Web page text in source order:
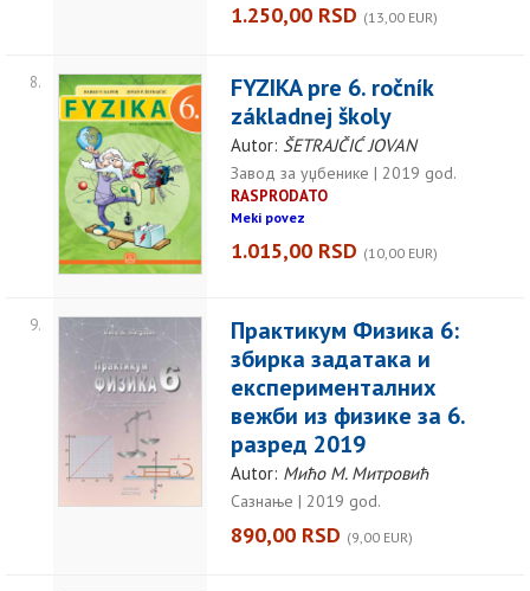
1.250,00 RSD (13,00 EUR)
8.
FYZIKA pre 6. ročník
základnej školy
Autor: ŠETRAJČIĆ JOVAN
Завод за уџбенике | 2019 god.
RASPRODATO
Meki povez
1.015,00 RSD (10,00 EUR)
9.
Практикум Физика 6:
збирка задатака и
експерименталних
вежби из физике за 6.
разред 2019
Autor: Мићо М. Митровић
Сазнање | 2019 god.
890,00 RSD (9,00 EUR)